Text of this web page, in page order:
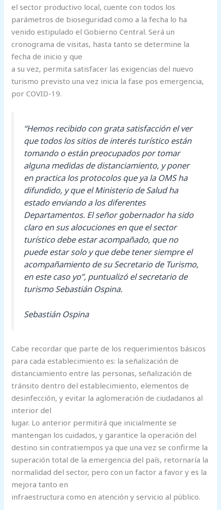
el sector productivo local, cuente con todos los
parámetros de bioseguridad como a la fecha lo ha
venido estipulado el Gobierno Central. Será un
cronograma de visitas, hasta tanto se determine la
fecha de inicio y que
a su vez, permita satisfacer las exigencias del nuevo
turismo previsto una vez inicia la fase pos emergencia,
por COVID-19.
“Hemos recibido con grata satisfacción el ver
que todos los sitios de interés turístico están
tomando o están preocupados por tomar
alguna medidas de distanciamiento, y poner
en practica los protocolos que ya la OMS ha
difundido, y que el Ministerio de Salud ha
estado enviando a los diferentes
Departamentos. El señor gobernador ha sido
claro en sus alocuciones en que el sector
turístico debe estar acompañado, que no
puede estar solo y que debe tener siempre el
acompañamiento de su Secretario de Turismo,
en este caso yo”, puntualizó el secretario de
turismo Sebastián Ospina.
Sebastián Ospina
Cabe recordar que parte de los requerimientos básicos
para cada establecimiento es: la señalización de
distanciamiento entre las personas, señalización de
tránsito dentro del establecimiento, elementos de
desinfección, y evitar la aglomeración de ciudadanos al
interior del
lugar. Lo anterior permitirá que inicialmente se
mantengan los cuidados, y garantice la operación del
destino sin contratiempos ya que una vez se confirme la
superación total de la emergencia del país, retornaría la
normalidad del sector, pero con un factor a favor y es la
mejora tanto en
infraestructura como en atención y servicio al público.